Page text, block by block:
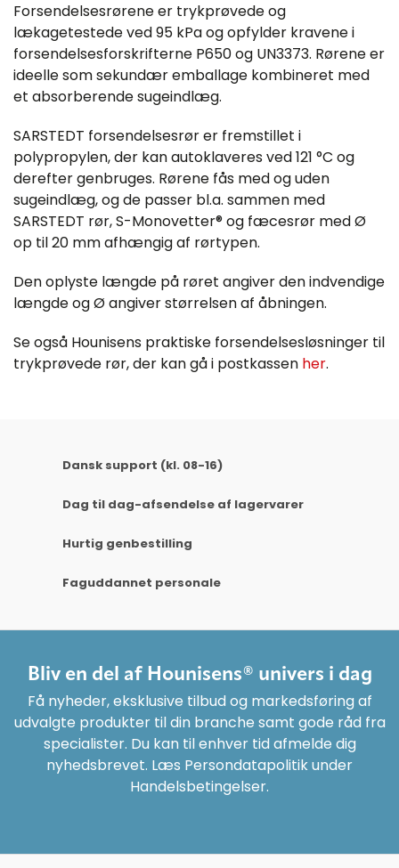
Forsendelsesrørene er trykprøvede og
lækagetestede ved 95 kPa og opfylder kravene i
forsendelsesforskrifterne P650 og UN3373. Rørene er
ideelle som sekundær emballage kombineret med
et absorberende sugeindlæg.
SARSTEDT forsendelsesrør er fremstillet i
polypropylen, der kan autoklaveres ved 121 °C og
derefter genbruges. Rørene fås med og uden
sugeindlæg, og de passer bl.a. sammen med
SARSTEDT rør, S-Monovetter® og fæcesrør med Ø
op til 20 mm afhængig af rørtypen.
Den oplyste længde på røret angiver den indvendige
længde og Ø angiver størrelsen af åbningen.
Se også Hounisens praktiske forsendelsesløsninger til
trykprøvede rør, der kan gå i postkassen her.
Dansk support (kl. 08-16)
Dag til dag-afsendelse af lagervarer
Hurtig genbestilling
Faguddannet personale
Bliv en del af Hounisens® univers i dag
Få nyheder, eksklusive tilbud og markedsføring af
udvalgte produkter til din branche samt gode råd fra
specialister. Du kan til enhver tid afmelde dig
nyhedsbrevet. Læs Persondatapolitik under
Handelsbetingelser.